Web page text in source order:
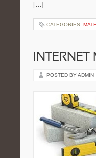
[…]
CATEGORIES:
POSTED BY ADMIN